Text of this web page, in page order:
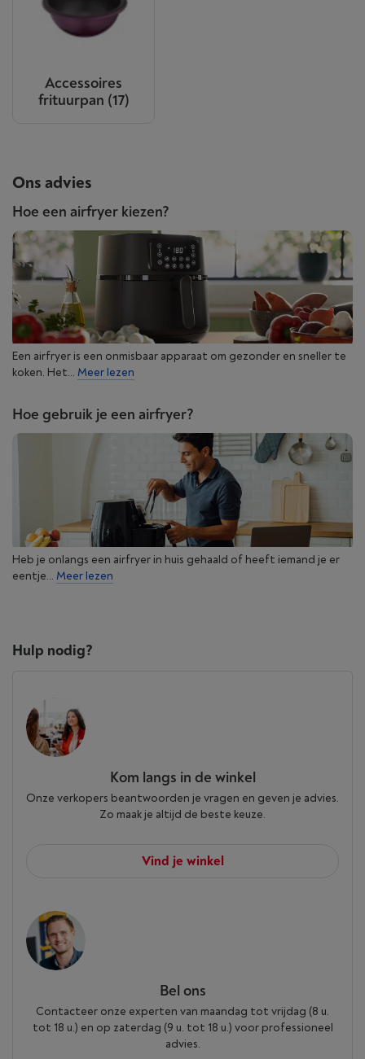
Accessoires
frituurpan (17)
Ons advies
Hoe een airfryer kiezen?
Een airfryer is een onmisbaar apparaat om gezonder en sneller te
koken. Het... Meer lezen
Hoe gebruik je een airfryer?
Heb je onlangs een airfryer in huis gehaald of heeft iemand je er
eentje... Meer lezen
Hulp nodig?
Kom langs in de winkel
Onze verkopers beantwoorden je vragen en geven je advies.
Zo maak je altijd de beste keuze.
Vind je winkel
Bel ons
Contacteer onze experten van maandag tot vrijdag (8 u.
tot 18 u.) en op zaterdag (9 u. tot 18 u.) voor professioneel
advies.